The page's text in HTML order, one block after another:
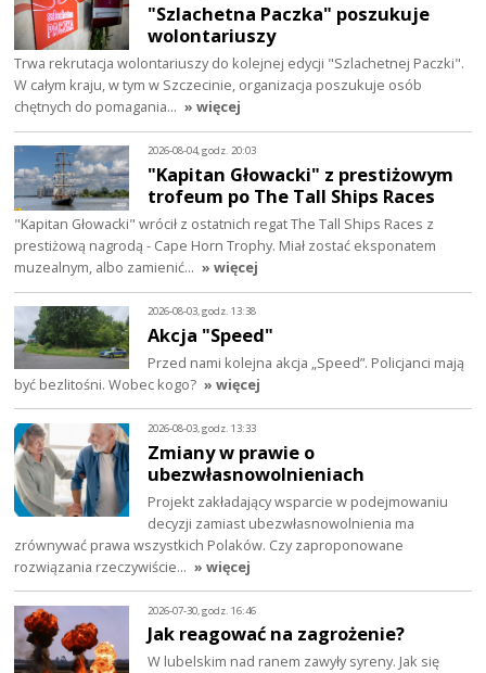
"Szlachetna Paczka" poszukuje
wolontariuszy
Trwa rekrutacja wolontariuszy do kolejnej edycji "Szlachetnej Paczki".
W całym kraju, w tym w Szczecinie, organizacja poszukuje osób
chętnych do pomagania… » więcej
2026-08-04, godz. 20:03
"Kapitan Głowacki" z prestiżowym
trofeum po The Tall Ships Races
"Kapitan Głowacki" wrócił z ostatnich regat The Tall Ships Races z
prestiżową nagrodą - Cape Horn Trophy. Miał zostać eksponatem
muzealnym, albo zamienić… » więcej
2026-08-03, godz. 13:38
Akcja "Speed"
Przed nami kolejna akcja „Speed”. Policjanci mają
być bezlitośni. Wobec kogo? » więcej
2026-08-03, godz. 13:33
Zmiany w prawie o
ubezwłasnowolnieniach
Projekt zakładający wsparcie w podejmowaniu
decyzji zamiast ubezwłasnowolnienia ma
zrównywać prawa wszystkich Polaków. Czy zaproponowane
rozwiązania rzeczywiście… » więcej
2026-07-30, godz. 16:46
Jak reagować na zagrożenie?
W lubelskim nad ranem zawyły syreny. Jak się